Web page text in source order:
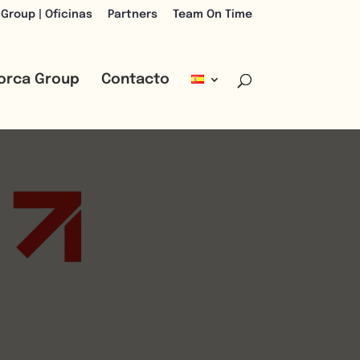
| Oficinas Partners Team On Time
Group Contacto